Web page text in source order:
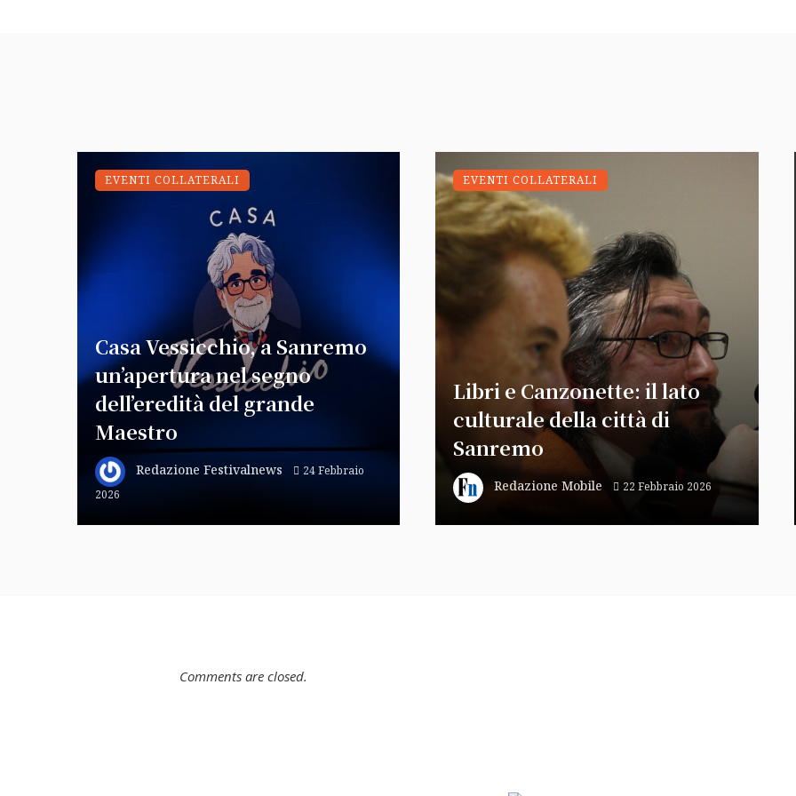
Casa Vessicchio, a Sanremo
un’apertura nel segno
dell’eredità del grande
Maestro
Redazione Festivalnews
24 Febbraio
2026
EVENTI COLLATERALI
Libri e Canzonette: il lato
culturale della città di
Sanremo
Redazione Mobile 22 Febbraio 2026
EVENTI COLLATERALI
Comments are closed.